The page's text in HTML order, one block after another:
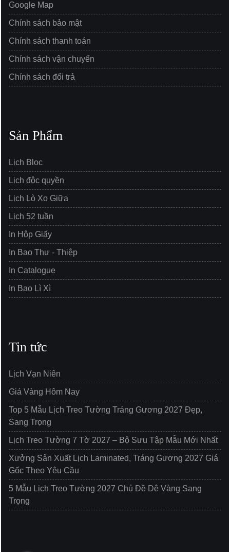
Google Map
Chính sách bảo mật
Chính sách thanh toán
Chính sách vận chuyển
Chính sách đổi trả
Sản Phẩm
Lịch Bloc
Lịch độc quyền
Lịch Lò Xo Giữa
Lịch 52 tuần
In Hộp Giấy
In Bao Thư - Thiệp
In Catalogue
In Bao Lì Xì
Tin tức
Lịch Vạn Niên
Giá Vàng Hôm Nay
Top 5 Mẫu Lịch Treo Tường Tráng Gương 2027 Đẹp,
Sang Trọng
Lịch Treo Tường 7 Tờ 2027 – Bộ Sưu Tập Mẫu Mới Nhất
Xưởng Sản Xuất Lịch Laminated, Tráng Gương 2027 Giá
Gốc Theo Yêu Cầu
5 Mẫu Lịch Treo Tường 2027 Chủ Đề Dê Vàng Sang
Trọng